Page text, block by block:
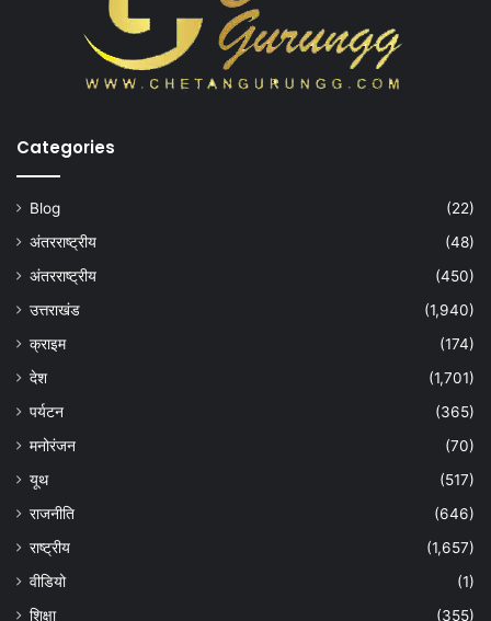
Categories
Blog
(22)
अंतरराष्ट्रीय
(48)
अंतरराष्ट्रीय
(450)
उत्तराखंड
(1,940)
क्राइम
(174)
देश
(1,701)
पर्यटन
(365)
मनोरंजन
(70)
यूथ
(517)
राजनीति
(646)
राष्ट्रीय
(1,657)
वीडियो
(1)
शिक्षा
(355)